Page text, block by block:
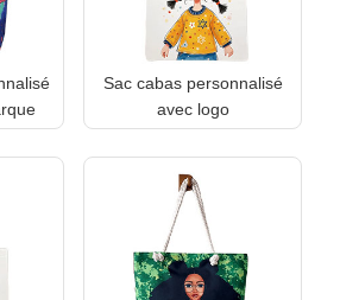
Sac cabas personnalisé
avec logo